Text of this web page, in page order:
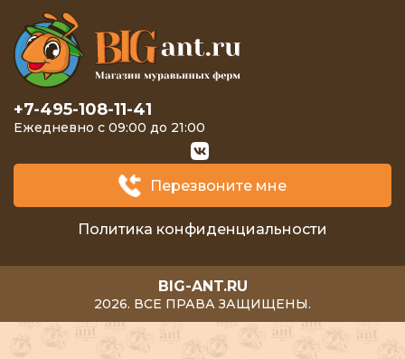
+7-495-108-11-41
Ежедневно с 09:00 до 21:00
Перезвоните мне
Политика конфиденциальности
BIG-ANT.RU
2026. ВСЕ ПРАВА ЗАЩИЩЕНЫ.